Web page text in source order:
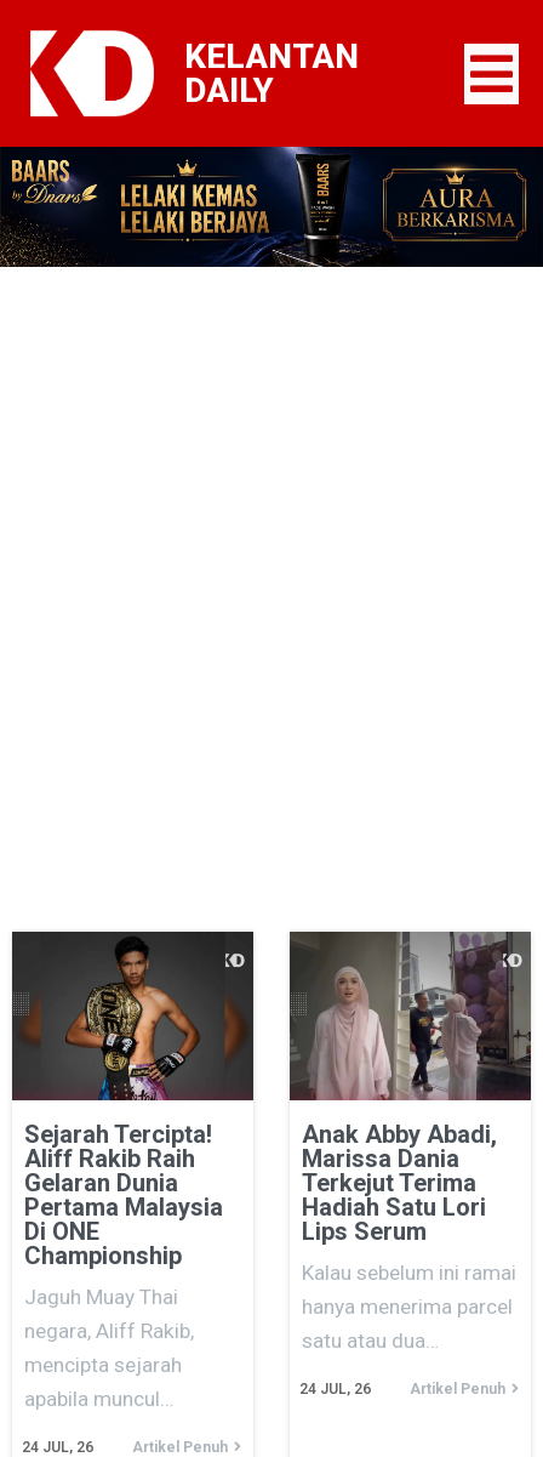
KELANTAN
DAILY
Sejarah Tercipta!
Aliff Rakib Raih
Gelaran Dunia
Pertama Malaysia
Di ONE
Championship
24 JUL, 26
Jaguh Muay Thai
negara, Aliff Rakib,
mencipta sejarah
apabila muncul…
Artikel Penuh
Anak Abby Abadi,
Marissa Dania
Terkejut Terima
Hadiah Satu Lori
Lips Serum
24 JUL, 26
Kalau sebelum ini ramai
hanya menerima parcel
satu atau dua…
Artikel Penuh